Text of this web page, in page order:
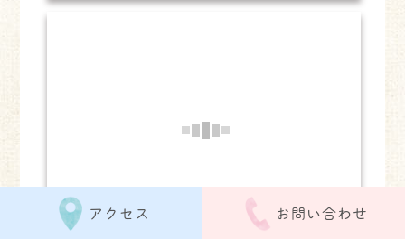
アクセス お問い合わせ